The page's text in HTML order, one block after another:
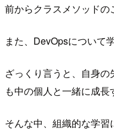
前からクラスメソッドの
また、DevOpsについて
ざっくり言うと、自身
も中の個人と一緒に成
そんな中、組織的な学